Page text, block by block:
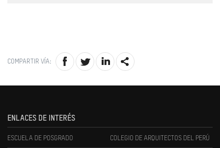
COMPARTIR VÍA:
ENLACES DE INTERÉS
ESCUELA DE POSGRADO COLEGIO DE ARQUITECTOS DEL PERÚ